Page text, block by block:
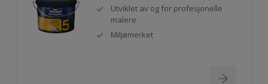
Utviklet av og for profesjonelle
malere
Miljømerket